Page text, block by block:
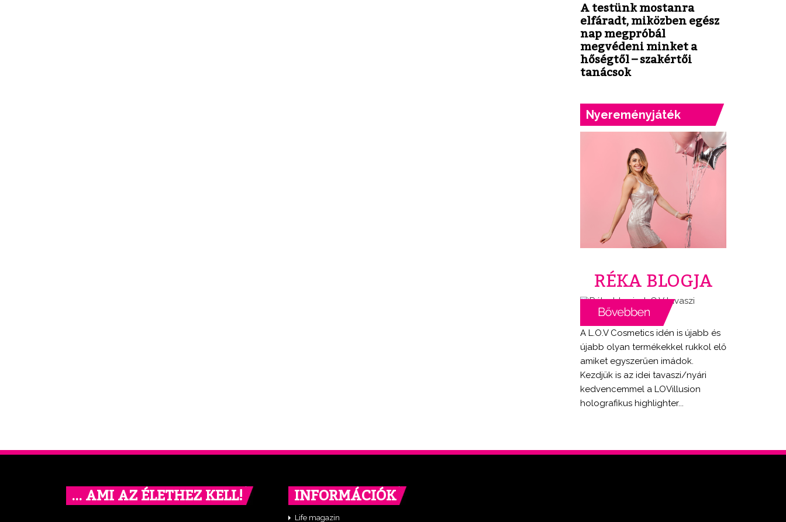
A testünk mostanra
elfáradt, miközben egész
nap megpróbál
megvédeni minket a
hőségtől – szakértői
tanácsok
Nyereményjáték
RÉKA BLOGJA
A L.O.V Cosmetics idén is újabb és
újabb olyan termékekkel rukkol elő
amiket egyszerűen imádok.
Kezdjük is az idei tavaszi/nyári
kedvencemmel a LOVillusion
holografikus highlighter...
… AMI AZ ÉLETHEZ KELL! INFORMÁCIÓK
Life magazin